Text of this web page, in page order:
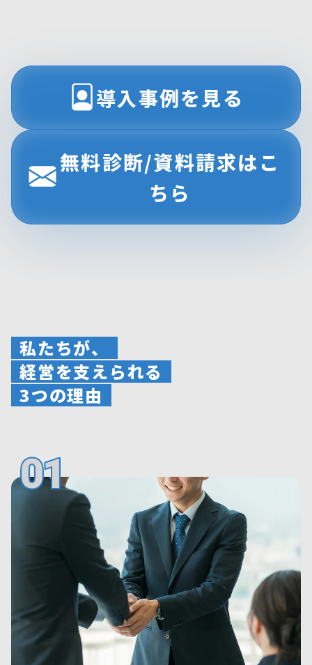
導入事例を見る
無料診断/資料請求はこ
ちら
私たちが、
経営を支えられる
3つの理由
01
01